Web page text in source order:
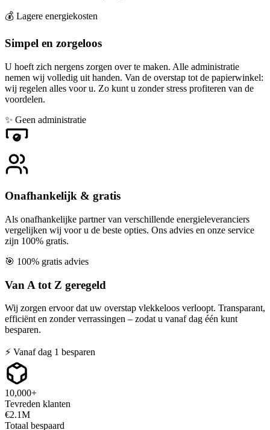
💰 Lagere energiekosten
Simpel en zorgeloos
U hoeft zich nergens zorgen over te maken. Alle administratie
nemen wij volledig uit handen. Van de overstap tot de papierwinkel:
wij regelen alles voor u. Zo kunt u zonder stress profiteren van de
voordelen.
✨ Geen administratie
Onafhankelijk & gratis
Als onafhankelijke partner van verschillende energieleveranciers
vergelijken wij voor u de beste opties. Ons advies en onze service
zijn 100% gratis.
🎯 100% gratis advies
Van A tot Z geregeld
Wij zorgen ervoor dat uw overstap vlekkeloos verloopt. Transparant,
efficiënt en zonder verrassingen – zodat u vanaf dag één kunt
besparen.
⚡ Vanaf dag 1 besparen
10,000+
Tevreden klanten
€2.1M
Totaal bespaard